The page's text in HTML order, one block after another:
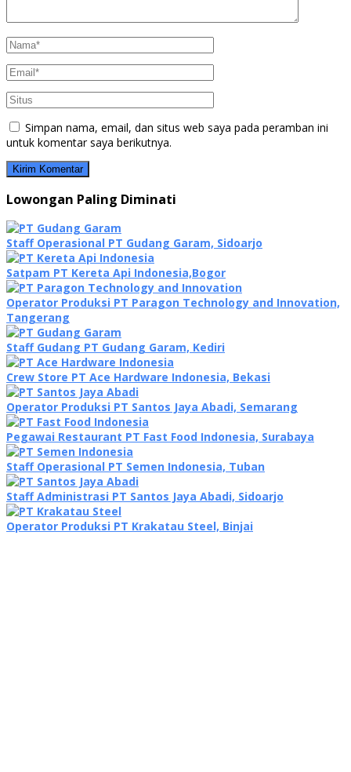
Simpan nama, email, dan situs web saya pada peramban ini
untuk komentar saya berikutnya.
Lowongan Paling Diminati
Staff Operasional PT Gudang Garam, Sidoarjo
Satpam PT Kereta Api Indonesia,Bogor
Operator Produksi PT Paragon Technology and Innovation,
Tangerang
Staff Gudang PT Gudang Garam, Kediri
Crew Store PT Ace Hardware Indonesia, Bekasi
Operator Produksi PT Santos Jaya Abadi, Semarang
Pegawai Restaurant PT Fast Food Indonesia, Surabaya
Staff Operasional PT Semen Indonesia, Tuban
Staff Administrasi PT Santos Jaya Abadi, Sidoarjo
Operator Produksi PT Krakatau Steel, Binjai